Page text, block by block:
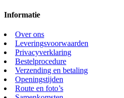
Informatie
Over ons
Leveringsvoorwaarden
Privacyverklaring
Bestelprocedure
Verzending en betaling
Openingstijden
Route en foto’s